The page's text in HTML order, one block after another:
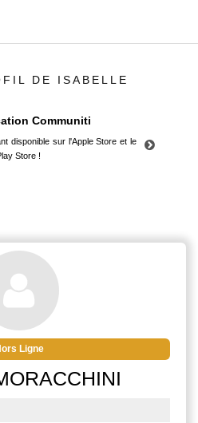
DE ISABELLE
Communiti
disponible sur l'Apple Store et le
Store !
Store !
Ligne